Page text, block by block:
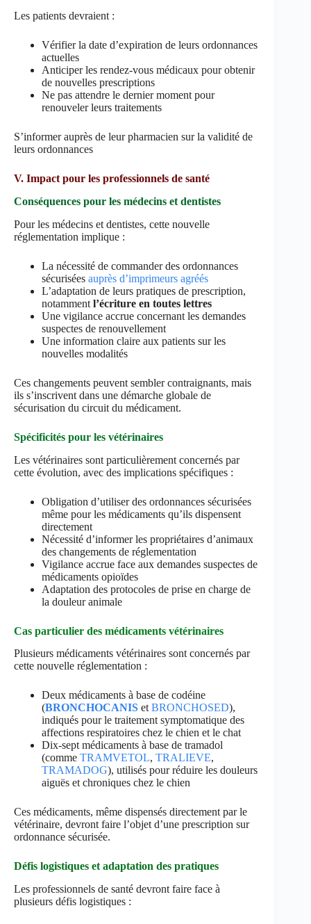
Les patients devraient :
Vérifier la date d’expiration de leurs ordonnances
actuelles
Anticiper les rendez-vous médicaux pour obtenir
de nouvelles prescriptions
Ne pas attendre le dernier moment pour
renouveler leurs traitements
S’informer auprès de leur pharmacien sur la validité de
leurs ordonnances
V. Impact pour les professionnels de santé
Conséquences pour les médecins et dentistes
Pour les médecins et dentistes, cette nouvelle
réglementation implique :
La nécessité de commander des ordonnances
sécurisées auprès d’imprimeurs agréés
L’adaptation de leurs pratiques de prescription,
notamment l’écriture en toutes lettres
Une vigilance accrue concernant les demandes
suspectes de renouvellement
Une information claire aux patients sur les
nouvelles modalités
Ces changements peuvent sembler contraignants, mais
ils s’inscrivent dans une démarche globale de
sécurisation du circuit du médicament.
Spécificités pour les vétérinaires
Les vétérinaires sont particulièrement concernés par
cette évolution, avec des implications spécifiques :
Obligation d’utiliser des ordonnances sécurisées
même pour les médicaments qu’ils dispensent
directement
Nécessité d’informer les propriétaires d’animaux
des changements de réglementation
Vigilance accrue face aux demandes suspectes de
médicaments opioïdes
Adaptation des protocoles de prise en charge de
la douleur animale
Cas particulier des médicaments vétérinaires
Plusieurs médicaments vétérinaires sont concernés par
cette nouvelle réglementation :
Deux médicaments à base de codéine
(BRONCHOCANIS et BRONCHOSED),
indiqués pour le traitement symptomatique des
affections respiratoires chez le chien et le chat
Dix-sept médicaments à base de tramadol
(comme TRAMVETOL, TRALIEVE,
TRAMADOG), utilisés pour réduire les douleurs
aiguës et chroniques chez le chien
Ces médicaments, même dispensés directement par le
vétérinaire, devront faire l’objet d’une prescription sur
ordonnance sécurisée.
Défis logistiques et adaptation des pratiques
Les professionnels de santé devront faire face à
plusieurs défis logistiques :